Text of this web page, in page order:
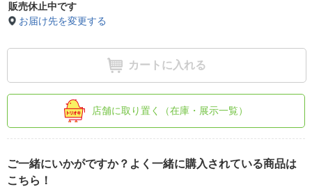
販売休止中です
お届け先を変更する
カートに入れる
店舗に取り置く（在庫・展示一覧）
ご一緒にいかがですか？よく一緒に購入されている商品は
こちら！